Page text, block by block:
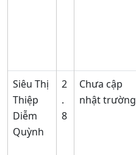
Siêu Thị
Thiệp
Diễm
Quỳnh
2
.
8
Chưa cập
nhật trường